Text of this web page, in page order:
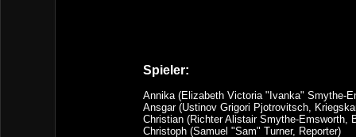
Spieler:
Annika (Elizabeth Victoria "Ivanka" Smythe-
Ansgar (Ustinov Grigori Pjotrovitsch,
Christian (Richter Alistair Smythe-Emsworth,
Christoph (Samuel "Sam" Turner, Reporter)